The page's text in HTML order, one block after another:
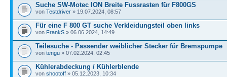
Suche SW-Motec ION Breite Fussrasten für F800GS
von Testdriver » 19.07.2024, 08:57
Für eine F 800 GT suche Verkleidungsteil oben links
von FrankS » 06.06.2024, 14:49
Teilesuche - Passender weiblicher Stecker für Bremspumpe
von tengu » 07.02.2024, 02:45
Kühlerabdeckung / Kühlerblende
von shootoff » 05.12.2023, 10:34